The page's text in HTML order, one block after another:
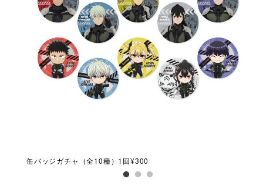
缶バッジガチャ（全10種）1回¥300